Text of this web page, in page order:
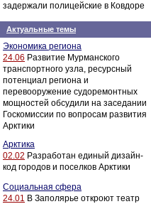
задержали полицейские в Ковдоре
Актуальные темы
Экономика региона
24.06 Развитие Мурманского
транспортного узла, ресурсный
потенциал региона и
перевооружение судоремонтных
мощностей обсудили на заседании
Госкомиссии по вопросам развития
Арктики
Арктика
02.02 Разработан единый дизайн-
код городов и поселков Арктики
Социальная сфера
24.01 В Заполярье откроют театр